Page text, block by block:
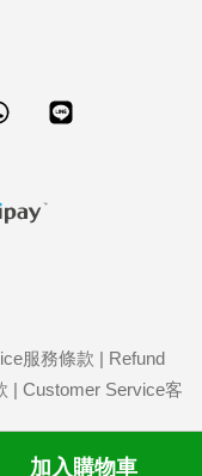
加入購物車
Whatsapp
服務條款 | Refund
| Customer Service客
Share on Twitter